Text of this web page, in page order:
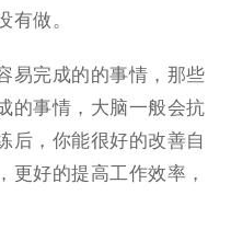
有做。
易完成的的事情，那些
的事情，大脑一般会抗
后，你能很好的改善自
更好的提高工作效率，